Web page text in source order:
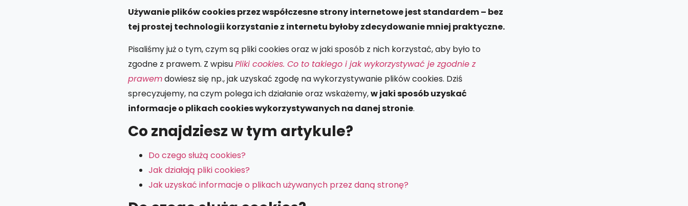
Używanie plików cookies przez współczesne strony internetowe jest standardem – bez
tej prostej technologii korzystanie z internetu byłoby zdecydowanie mniej praktyczne.
Pisaliśmy już o tym, czym są pliki cookies oraz w jaki sposób z nich korzystać, aby było to
zgodne z prawem. Z wpisuPliki cookies. Co to takiego i jak wykorzystywać je zgodnie z
prawemdowiesz się np., jak uzyskać zgodę na wykorzystywanie plików cookies. Dziś
sprecyzujemy, na czym polega ich działanie oraz wskażemy,w jaki sposób uzyskać
informacje o plikach cookies wykorzystywanych na danej stronie.
Co znajdziesz w tym artykule?
Do czego służą cookies?
Jak działają pliki cookies?
Jak uzyskać informacje o plikach używanych przez daną stronę?